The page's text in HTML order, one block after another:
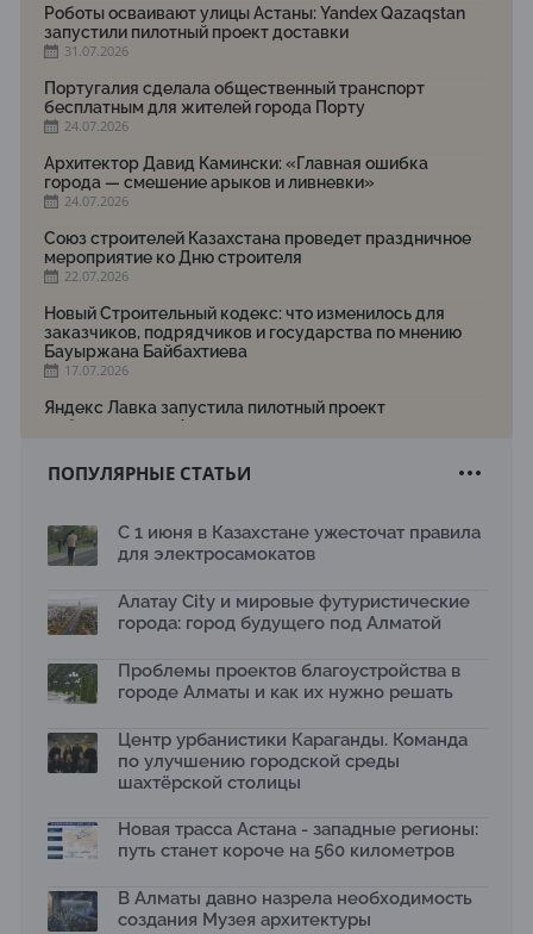
Роботы осваивают улицы Астаны: Yandex Qazaqstan
запустили пилотный проект доставки
31.07.2026
Португалия сделала общественный транспорт
бесплатным для жителей города Порту
24.07.2026
Архитектор Давид Камински: «Главная ошибка
города — смешение арыков и ливневки»
24.07.2026
Союз строителей Казахстана проведет праздничное
мероприятие ко Дню строителя
22.07.2026
Новый Строительный кодекс: что изменилось для
заказчиков, подрядчиков и государства по мнению
Бауыржана Байбахтиева
17.07.2026
Яндекс Лавка запустила пилотный проект
рободоставки в Астане
Архитектурная премия SÄULE ARCHITEKTURPREIS
Первый Дом правительства Алматы станет главной
13.07.2026
В столичном детсаду подвели итоги акции «Таза
отходам
08.07.2026
общественных пространств
06.07.2026
температуру и здоровье людей
03.07.2026
сильных дождей в горах Алматы
02.07.2026
ПОПУЛЯРНЫЕ СТАТЬИ
С 1 июня в Казахстане ужесточат правила
для электросамокатов
Алатау City и мировые футуристические
города: город будущего под Алматой
Проблемы проектов благоустройства в
городе Алматы и как их нужно решать
Центр урбанистики Караганды. Команда
по улучшению городской среды
шахтёрской столицы
Новая трасса Астана - западные регионы:
путь станет короче на 560 километров
В Алматы давно назрела необходимость
создания Музея архитектуры